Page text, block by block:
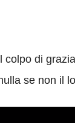
di
se non il